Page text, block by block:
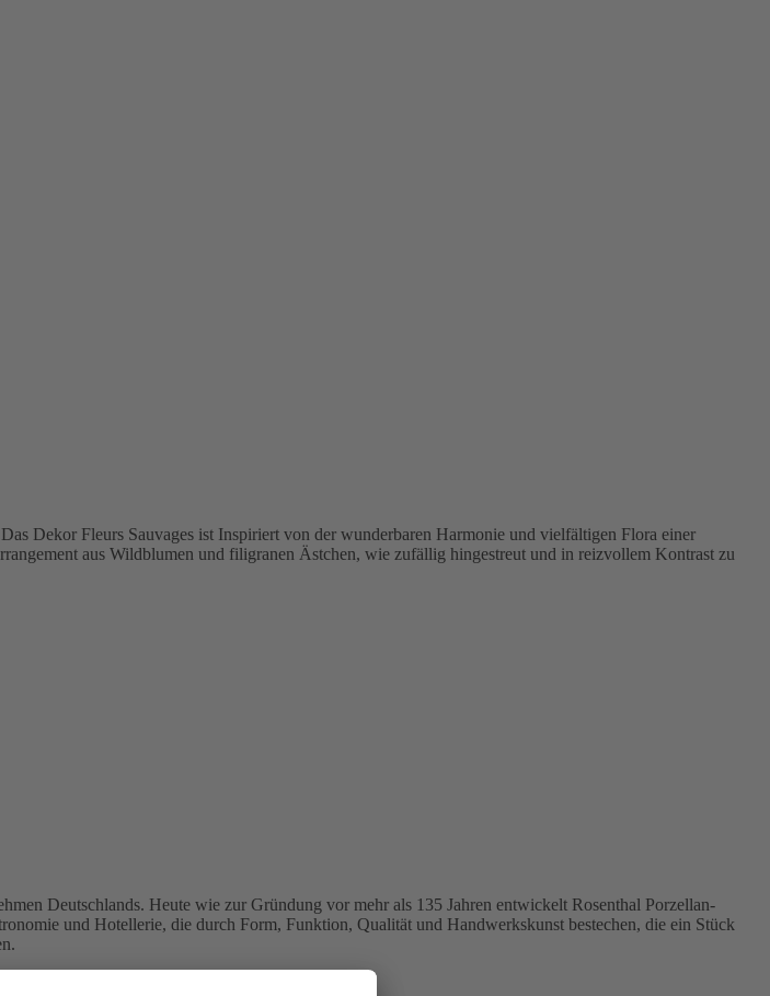
Dekor Fleurs Sauvages ist Inspiriert von der wunderbaren Harmonie und vielfältigen Flora einer
aus Wildblumen und filigranen Ästchen, wie zufällig hingestreut und in reizvollem Kontrast zu
Deutschlands. Heute wie zur Gründung vor mehr als 135 Jahren entwickelt Rosenthal Porzellan-
und Hotellerie, die durch Form, Funktion, Qualität und Handwerkskunst bestechen, die ein Stück